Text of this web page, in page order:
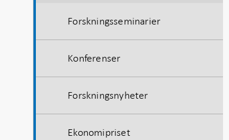
Forskningsseminarier
Konferenser
Forskningsnyheter
Ekonomipriset